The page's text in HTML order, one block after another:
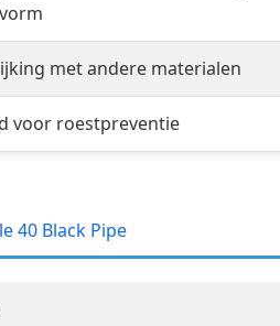
met andere materialen
voor roestpreventie
40 Black Pipe